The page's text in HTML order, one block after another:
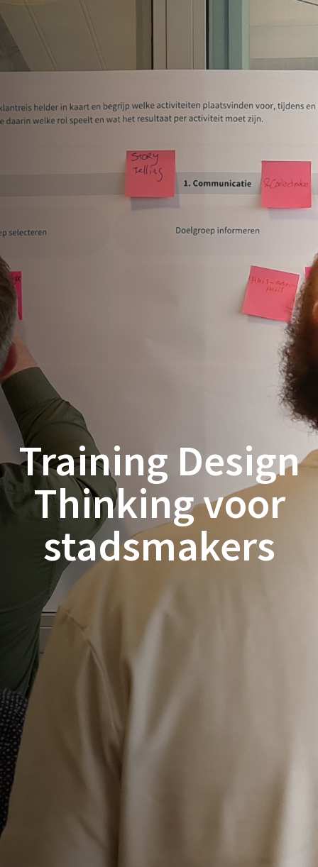
Training Design
Thinking voor
stadsmakers